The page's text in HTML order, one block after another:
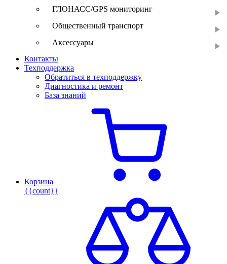
ГЛОНАСС/GPS мониторинг
Общественный транспорт
Аксессуары
Контакты
Техподдержка
Обратиться в техподдержку
Диагностика и ремонт
База знаний
Корзина
{{count}}